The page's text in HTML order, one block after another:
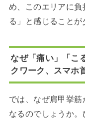
め、このエリアに負
る」と感じることが
なぜ「痛い」「こ
クワーク、スマホ
では、なぜ肩甲挙
なるのでしょうか